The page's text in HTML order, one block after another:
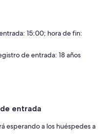
15:00; hora de fin:
de entrada: 18 años
entrada
esperando a los huéspedes a